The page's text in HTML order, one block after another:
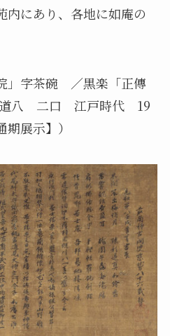
内にあり、各地に如庵の
」字茶碗 ／黒楽「正傳
道八 二口 江戸時代 19
展示】）